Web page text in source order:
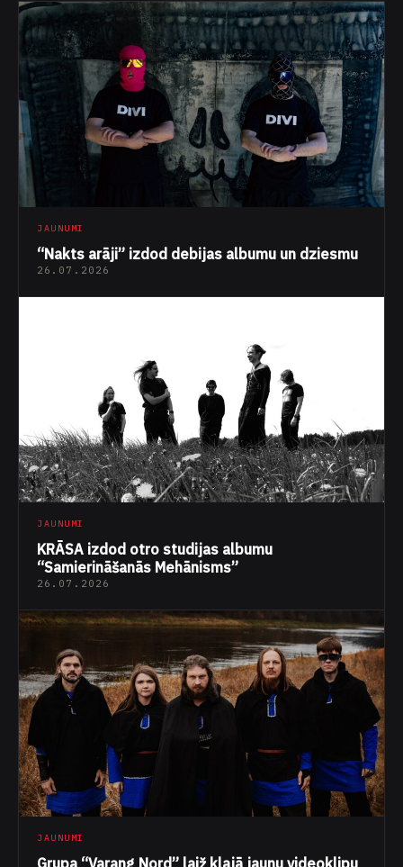
JAUNUMI
“Nakts arāji” izdod debijas albumu un dziesmu
26.07.2026
JAUNUMI
KRĀSA izdod otro studijas albumu
“Samierināšanās Mehānisms”
26.07.2026
JAUNUMI
Grupa “Varang Nord” laiž klajā jaunu videoklipu